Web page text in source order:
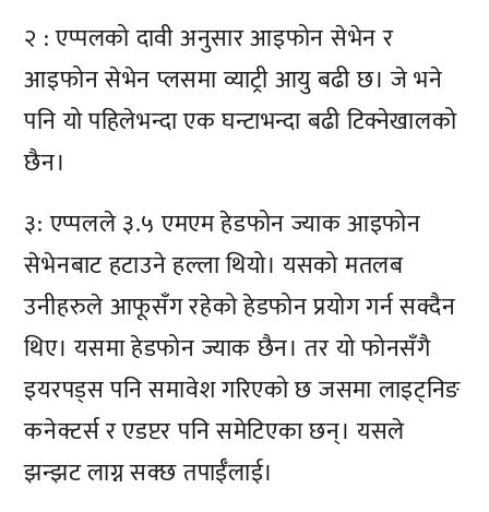
२ : एप्पलको दावी अनुसार आइफोन सेभेन र
आइफोन सेभेन प्लसमा व्याट्री आयु बढी छ। जे भने
पनि यो पहिलेभन्दा एक घन्टाभन्दा बढी टिक्नेखालको
छैन।
३: एप्पलले ३.५ एमएम हेडफोन ज्याक आइफोन
सेभेनबाट हटाउने हल्ला थियो। यसको मतलब
उनीहरुले आफूसँग रहेको हेडफोन प्रयोग गर्न सक्दैन
थिए। यसमा हेडफोन ज्याक छैन। तर यो फोनसँगै
इयरपड्स पनि समावेश गरिएको छ जसमा लाइट्निङ
कनेक्टर्स र एडप्टर पनि समेटिएका छन्। यसले
झन्झट लाग्न सक्छ तपाईँलाई।